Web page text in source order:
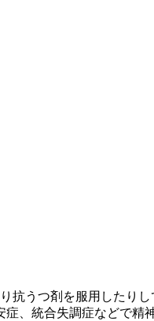
抗うつ剤を服用したり
、統合失調症などで精